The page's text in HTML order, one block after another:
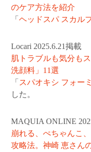
のケア方法を紹介
「ヘッドスパ スカル
Locari 2025.6.21掲載
肌トラブルも気分も
洗顔料」11選
「 スパオキシ フォー
した。
MAQUIA ONLINE
崩れる、ぺちゃんこ
攻略法。神崎 恵さん